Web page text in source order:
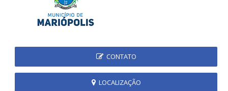
CONTATO
LOCALIZAÇÃO